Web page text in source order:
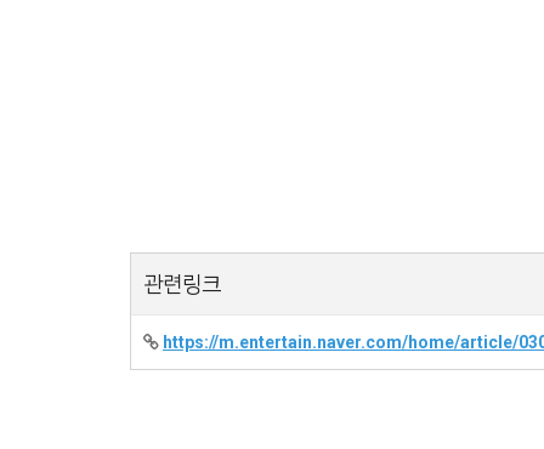
관련링크
https://m.entertain.naver.com/home/article/